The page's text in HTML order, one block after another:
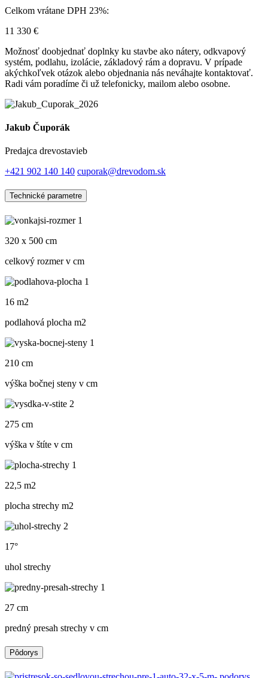
Celkom vrátane DPH 23%:
11 330 €
Možnosť doobjednať doplnky ku stavbe ako nátery, odkvapový
systém, podlahu, izolácie, základový rám a dopravu. V prípade
akýchkoľvek otázok alebo objednania nás neváhajte kontaktovať.
Radi vám poradíme či už telefonicky, mailom alebo osobne.
Jakub Čuporák
Predajca drevostavieb
+421 902 140 140 cuporak@drevodom.sk
Technické parametre
320 x 500 cm
celkový rozmer v cm
16 m2
podlahová plocha m2
210 cm
výška bočnej steny v cm
275 cm
výška v štíte v cm
22,5 m2
plocha strechy m2
17°
uhol strechy
27 cm
predný presah strechy v cm
Pôdorys